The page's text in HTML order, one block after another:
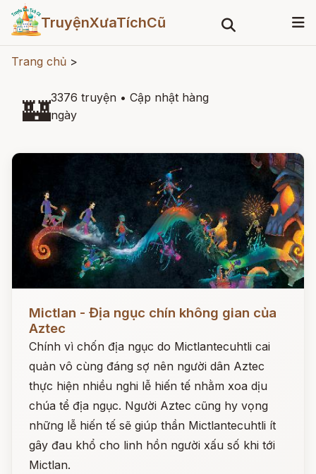
TruyệnXưaTíchCũ
Trang chủ >
🏰3376 truyện • Cập nhật hàng
ngày
Mictlan - Địa ngục chín không gian của
Aztec
Chính vì chốn địa ngục do Mictlantecuhtli cai
quản vô cùng đáng sợ nên người dân Aztec
thực hiện nhiều nghi lễ hiến tế nhằm xoa dịu
chúa tể địa ngục. Người Aztec cũng hy vọng
những lễ hiến tế sẽ giúp thần Mictlantecuhtli ít
gây đau khổ cho linh hồn người xấu số khi tới
Mictlan.